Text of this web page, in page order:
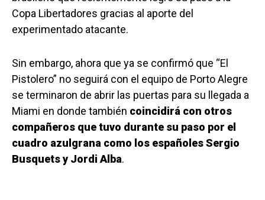
Copa Libertadores gracias al aporte del
experimentado atacante.
Sin embargo, ahora que ya se confirmó que “El
Pistolero” no seguirá con el equipo de Porto Alegre
se terminaron de abrir las puertas para su llegada a
Miami en donde también coincidirá con otros
compañeros que tuvo durante su paso por el
cuadro azulgrana como los españoles Sergio
Busquets y Jordi Alba.